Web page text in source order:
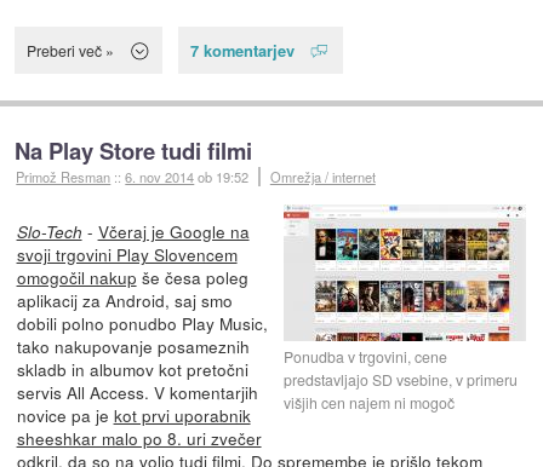
Preberi več » 7 komentarjev
Na Play Store tudi filmi
Primož Resman ::6. nov 2014ob 19:52 Omrežja / internet
Ponudba v trgovini, cene
predstavljajo SD vsebine, v primeru
višjih cen najem ni mogoč
Slo-Tech - Včeraj je Google na
svoji trgovini Play Slovencem
omogočil nakup še česa poleg
aplikacij za Android, saj smo
dobili polno ponudbo Play Music,
tako nakupovanje posameznih
skladb in albumov kot pretočni
servis All Access. V komentarjih
novice pa je kot prvi uporabnik
sheeshkar malo po 8. uri zvečer
odkril, da so na voljo tudi filmi. Do spremembe je prišlo tekom